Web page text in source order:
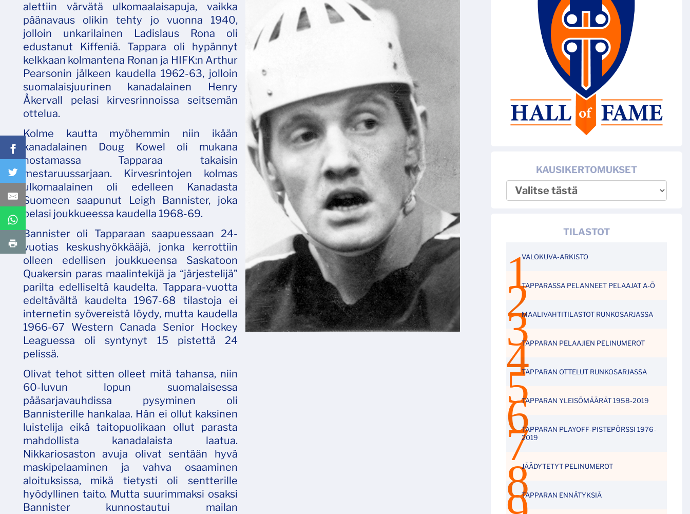
alettiin värvätä ulkomaalaisapuja, vaikka
päänavaus olikin tehty jo vuonna 1940,
jolloin unkarilainen Ladislaus Rona oli
edustanut Kiffeniä. Tappara oli hypännyt
kelkkaan kolmantena Ronan ja HIFK:n Arthur
Pearsonin jälkeen kaudella 1962-63, jolloin
suomalaisjuurinen kanadalainen Henry
Åkervall pelasi kirvesrinnoissa seitsemän
ottelua.
Kolme kautta myöhemmin niin ikään
kanadalainen Doug Kowel oli mukana
nostamassa Tapparaa takaisin
mestaruussarjaan. Kirvesrintojen kolmas
ulkomaalainen oli edelleen Kanadasta
Suomeen saapunut Leigh Bannister, joka
pelasi joukkueessa kaudella 1968-69.
Bannister oli Tapparaan saapuessaan 24-
vuotias keskushyökkääjä, jonka kerrottiin
olleen edellisen joukkueensa Saskatoon
Quakersin paras maalintekijä ja “järjestelijä”
parilta edelliseltä kaudelta. Tappara-vuotta
edeltävältä kaudelta 1967-68 tilastoja ei
internetin syövereistä löydy, mutta kaudella
1966-67 Western Canada Senior Hockey
Leaguessa oli syntynyt 15 pistettä 24
pelissä.
Olivat tehot sitten olleet mitä tahansa, niin
60-luvun lopun suomalaisessa
pääsarjavauhdissa pysyminen oli
Bannisterille hankalaa. Hän ei ollut kaksinen
luistelija eikä taitopuolikaan ollut parasta
mahdollista kanadalaista laatua.
Nikkariosaston avuja olivat sentään hyvä
maskipelaaminen ja vahva osaaminen
aloituksissa, mikä tietysti oli sentterille
hyödyllinen taito. Mutta suurimmaksi osaksi
Bannister kunnostautui mailan
KAUSIKERTOMUKSET
TILASTOT
VALOKUVA-ARKISTO
TAPPARASSA PELANNEET PELAAJAT A-Ö
MAALIVAHTITILASTOT RUNKOSARJASSA
TAPPARAN PELAAJIEN PELINUMEROT
TAPPARAN OTTELUT RUNKOSARJASSA
TAPPARAN YLEISÖMÄÄRÄT 1958-2019
TAPPARAN PLAYOFF-PISTEPÖRSSI 1976-
2019
JÄÄDYTETYT PELINUMEROT
TAPPARAN ENNÄTYKSIÄ